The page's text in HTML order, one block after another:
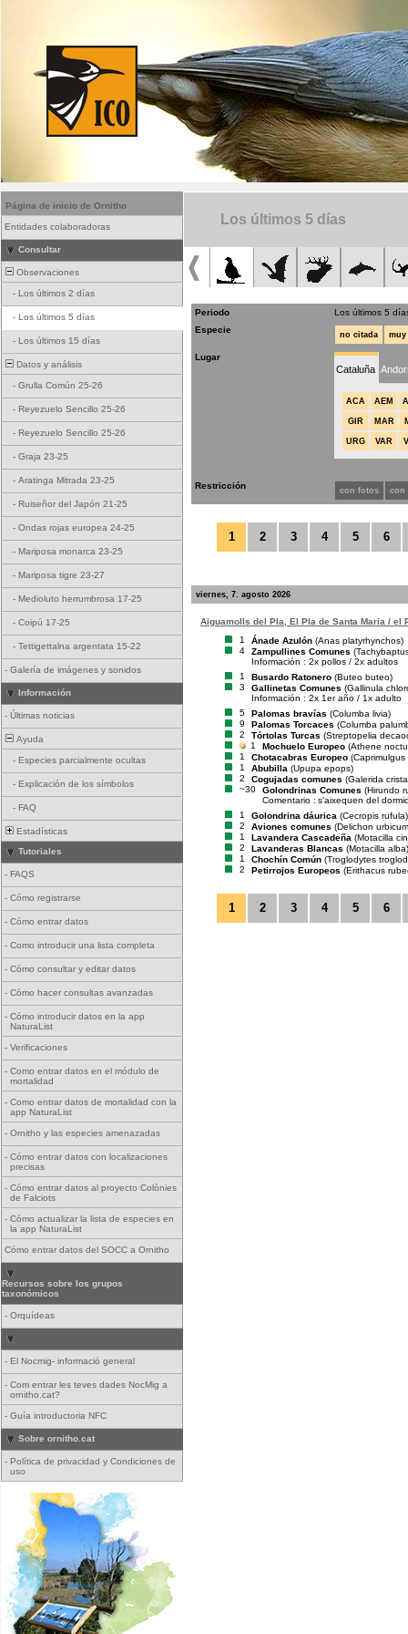
Página de inicio de Ornitho
Entidades colaboradoras
Consultar
Observaciones
- Los últimos 2 días
- Los últimos 5 días
- Los últimos 15 días
Datos y análisis
- Grulla Común 25-26
- Reyezuelo Sencillo 25-26
- Reyezuelo Sencillo 25-26
- Graja 23-25
- Aratinga Mitrada 23-25
- Ruiseñor del Japón 21-25
- Ondas rojas europea 24-25
- Mariposa monarca 23-25
- Mariposa tigre 23-27
- Medioluto herrumbrosa 17-25
- Coipú 17-25
- Tettigettalna argentata 15-22
- Galería de imágenes y sonidos
Información
- Últimas noticias
Ayuda
- Especies parcialmente ocultas
- Explicación de los símbolos
- FAQ
Estadísticas
Tutoriales
- FAQS
- Cómo registrarse
- Cómo entrar datos
- Como introducir una lista completa
- Cómo consultar y editar datos
- Cómo hacer consultas avanzadas
- Cómo introducir datos en la app
NaturaList
- Verificaciones
- Como entrar datos en el módulo de
mortalidad
- Como entrar datos de mortalidad con la
app NaturaList
- Ornitho y las especies amenazadas
- Cómo entrar datos con localizaciones
precisas
- Cómo entrar datos al proyecto Colònies
de Falciots
- Cómo actualizar la lista de especies en
la app NaturaList
Cómo entrar datos del SOCC a Ornitho
Recursos sobre los grupos
taxonómicos
- Orquídeas
- El Nocmig- informació general
- Com entrar les teves dades NocMig a
ornitho.cat?
- Guía introductoria NFC
Sobre ornitho.cat
- Política de privacidad y Condiciones de
uso
Los últimos 5 días
Periodo
Los últimos 5
Especie
no citada muy
Lugar
Cataluña
ACA AEM
GIR MAR
URG VAR
Restricción con fotos con
1 2 3 4 5 6
viernes, 7. agosto 2026
Aiguamolls del Pla, El Pla de Santa Maria / el
1
Ánade Azulón (Anas platyrhynchos)
4
Zampullines Comunes
Información : 2x pollos / 2x adultos
1
Busardo Ratonero (Buteo buteo)
3
Gallinetas Comunes (Gallinula
Información : 2x 1er año / 1x adulto
5
Palomas bravías (Columba livia)
9
Palomas Torcaces (Columba
2
Tórtolas Turcas (Streptopelia
1
Mochuelo Europeo (Athene
1
Chotacabras Europeo
1
Abubilla (Upupa epops)
2
Cogujadas comunes (Galerida
~30
Golondrinas Comunes (Hirundo
Comentario : s'aixequen del
1
Golondrina dáurica (Cecropis rufula)
2
Aviones comunes (Delichon
1
Lavandera Cascadeña (Motacilla
2
Lavanderas Blancas (Motacilla alba)
1
Chochín Común (Troglodytes
2
Petirrojos Europeos (Erithacus
1 2 3 4 5 6